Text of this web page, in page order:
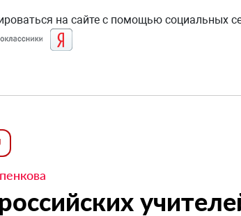
на сайте с помощью социальных